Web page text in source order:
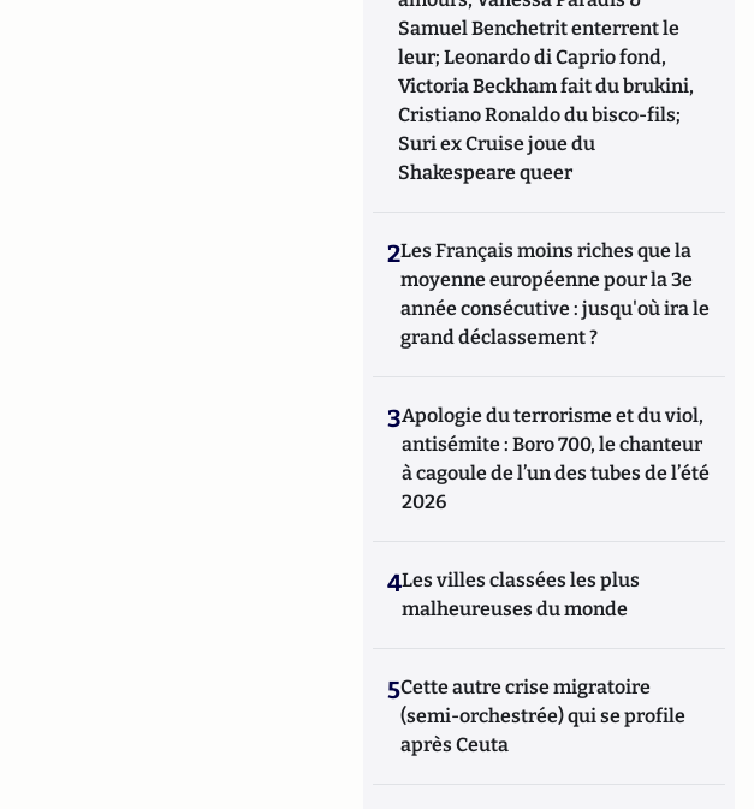
Samuel Benchetrit enterrent le
leur; Leonardo di Caprio fond,
Victoria Beckham fait du brukini,
Cristiano Ronaldo du bisco-fils;
Suri ex Cruise joue du
Shakespeare queer
2Les Français moins riches que la
moyenne européenne pour la 3e
année consécutive : jusqu'où ira le
grand déclassement ?
3Apologie du terrorisme et du viol,
antisémite : Boro 700, le chanteur
à cagoule de l’un des tubes de l’été
2026
4Les villes classées les plus
malheureuses du monde
5Cette autre crise migratoire
(semi-orchestrée) qui se profile
après Ceuta